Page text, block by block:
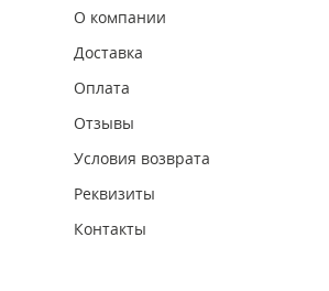
О компании
Доставка
Оплата
Отзывы
Условия возврата
Реквизиты
Контакты